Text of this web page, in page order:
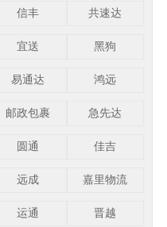
信丰 共速达
宜送 黑狗
易通达 鸿远
邮政包裹 急先达
圆通 佳吉
远成 嘉里物流
运通 晋越